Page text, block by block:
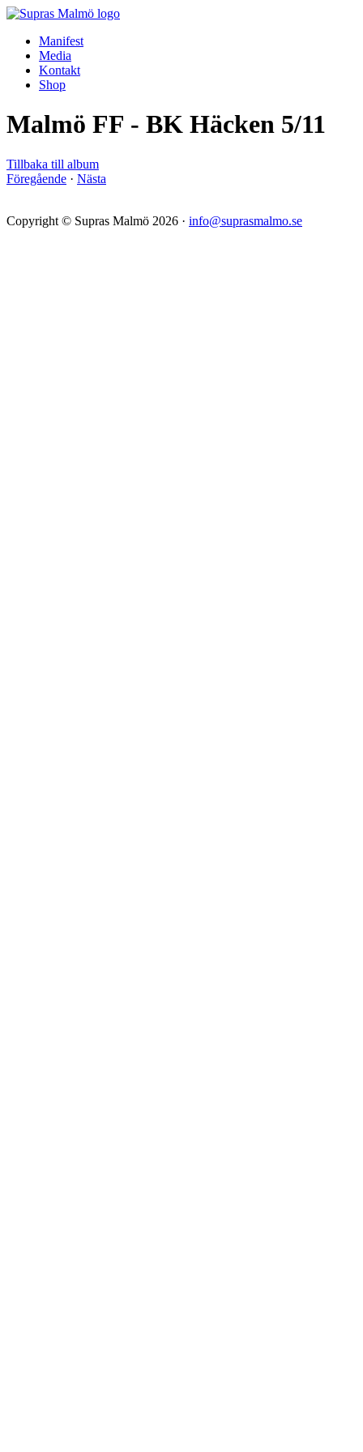
Manifest
Media
Kontakt
Shop
Malmö FF - BK Häcken 5/11
Tillbaka till album
Föregående · Nästa
Copyright © Supras Malmö 2026 · info@suprasmalmo.se